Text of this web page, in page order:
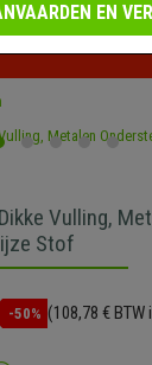
voor een
Vulling,
Stof
-50% (108,78 € BTW
EN